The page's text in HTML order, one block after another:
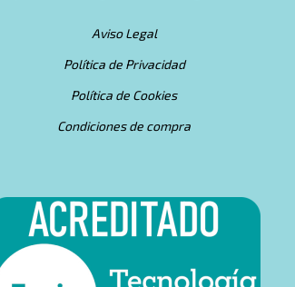
Aviso Legal
Política de Privacidad
Política de Cookies
Condiciones de compra